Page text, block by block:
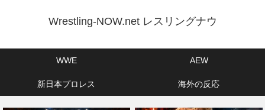
Wrestling-NOW.net レスリングナウ
WWE AEW
新日本プロレス 海外の反応